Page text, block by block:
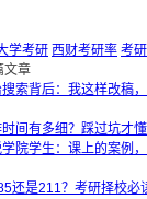
学考研 西财考研率 考
文章
索背后：我这样改稿
间有多细？踩过坑才
院学生：课上的案例
还是211？考研择校